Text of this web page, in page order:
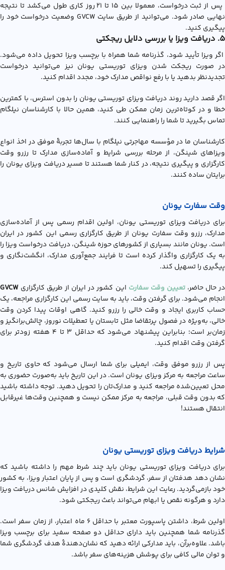
پس از ثبت درخواست، معمولا بین ۱۵ تا ۲۱ روز کاری طول می‌کشد تا نتیجه
نهایی صادر شود. می‌توانید از طریق سایت GVCW وضعیت درخواست خود را
پیگیری کنید.
5. دریافت ویزا یا بررسی دلایل ریجکتی
اگر ویزا تأیید شود، گذرنامه شما همراه با برچسب ویزا تحویل داده می‌شود.
در صورت ریجکت شدن ویزای توریستی یونان نیز می‌توانید درخواست
تجدیدنظر بدهید یا با رفع نواقص مدارک خود، مجدد اقدام کنید.
اگر قصد دارید روند دریافت ویزای توریستی یونان را بدون استرس، با کمترین
خطا و در کوتاه‌ترین زمان ممکن طی کنید، همین حالا با کارشناسان نیلگام
تماس بگیرید تا شما را راهنمایی کنند.
کارشناسان ما در مؤسسه مهاجرتی نیلگام با سال‌ها تجربۀ موفق در اخذ انواع
ویزاهای شینگن، از مرحله بررسی شرایط و آماده‌سازی مدارک تا رزرو وقت
کارگزاری و پیگیری نتیجه، در کنار شما هستند تا مسیر دریافت ویزای یونان را
برایتان ساده کنند.
وقت سفارت یونان
برای دریافت ویزای توریستی یونان، اولین اقدام رسمی پس از آماده‌سازی
مدارک، رزرو وقت سفارت یونان از طریق کارگزاری رسمی این کشور در ایران
است. یونان مانند بسیاری از کشورهای حوزه شینگن، دریافت درخواست ویزا را
به یک کارگزاری واگذار کرده است تا فرایند جمع‌آوری مدارک، انگشت‌نگاری و
پیگیری را تسهیل کند.
در حال حاضر،تعیین وقت سفارت این کشور در ایران از طریق کارگزاری GVCW
انجام می‌شود. برای گرفتن وقت، باید به سایت رسمی این کارگزاری مراجعه، یک
حساب کاربری ایجاد و وقت خالی را رزرو کنید. گاهی اوقات پیدا کردن وقت
خالی، به‌ویژه در فصول پرتقاضا مثل تابستان یا تعطیلات نوروز، چالش‌برانگیز و
زمان‌بر است؛ بنابراین پیشنهاد می‌شود که حداقل ۳ تا ۴ هفته زودتر برای
گرفتن وقت اقدام کنید.
پس از رزرو موفق وقت، ایمیلی برای شما ارسال می‌شود که حاوی تاریخ و
ساعت مراجعه به مرکز ویزای یونان است. در این تاریخ باید به‌صورت حضوری به
محل تعیین‌شده مراجعه کنید و مدارک‌تان را تحویل دهید. توجه داشته باشید
که بدون وقت قبلی، مراجعه به مرکز ممکن نیست و همچنین وقت‌ها غیرقابل‌
انتقال هستند!
شرایط دریافت ویزای توریستی یونان
برای دریافت ویزای توریستی یونان باید چند شرط مهم را داشته باشید که
نشان دهد هدفتان از سفر، گردشگری است و پس از پایان اعتبار ویزا، به کشور
خود بازمی‌گردید. رعایت این شرایط، نقش کلیدی در افزایش شانس دریافت ویزا
دارد و هرگونه نقص یا ابهام می‌تواند باعث ریجکتی شود.
اولین شرط، داشتن پاسپورت معتبر با حداقل ۶ ماه اعتبار، از زمان سفر است.
گذرنامه شما همچنین باید دارای حداقل دو صفحه سفید برای برچسب ویزا
باشد. علاوه‌برآن، باید مدارکی ارائه دهید که نشان‌دهندۀ هدف گردشگری شما
و توان مالی کافی برای پوشش هزینه‌های سفر باشد.